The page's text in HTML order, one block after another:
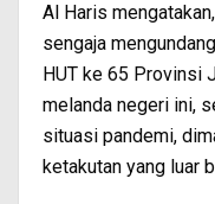
Al Haris
sengaja
HUT ke 65 Provinsi
melanda negeri ini,
situasi pandemi,
ketakutan yang luar